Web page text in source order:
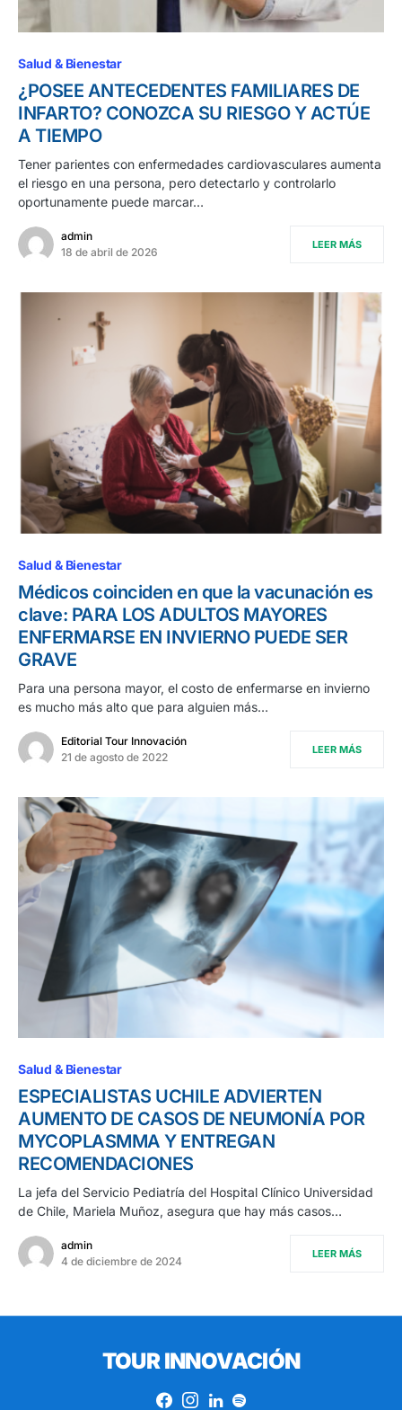
Salud & Bienestar
¿POSEE ANTECEDENTES FAMILIARES DE
INFARTO? CONOZCA SU RIESGO Y ACTÚE
A TIEMPO
Tener parientes con enfermedades cardiovasculares aumenta
el riesgo en una persona, pero detectarlo y controlarlo
oportunamente puede marcar…
admin
18 de abril de 2026
LEER MÁS
Salud & Bienestar
Médicos coinciden en que la vacunación es
clave: PARA LOS ADULTOS MAYORES
ENFERMARSE EN INVIERNO PUEDE SER
GRAVE
Para una persona mayor, el costo de enfermarse en invierno
es mucho más alto que para alguien más…
Editorial Tour Innovación
21 de agosto de 2022
LEER MÁS
Salud & Bienestar
ESPECIALISTAS UCHILE ADVIERTEN
AUMENTO DE CASOS DE NEUMONÍA POR
MYCOPLASMMA Y ENTREGAN
RECOMENDACIONES
La jefa del Servicio Pediatría del Hospital Clínico Universidad
de Chile, Mariela Muñoz, asegura que hay más casos…
admin
4 de diciembre de 2024
LEER MÁS
TOUR INNOVACIÓN